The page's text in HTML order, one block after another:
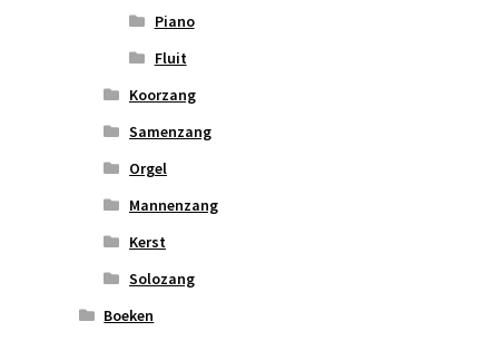
Piano
Fluit
Koorzang
Samenzang
Orgel
Mannenzang
Kerst
Solozang
Boeken